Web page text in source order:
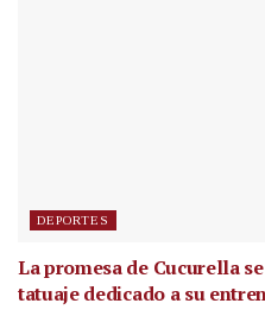
DEPORTES
La promesa de Cucurella
tatuaje dedicado a su